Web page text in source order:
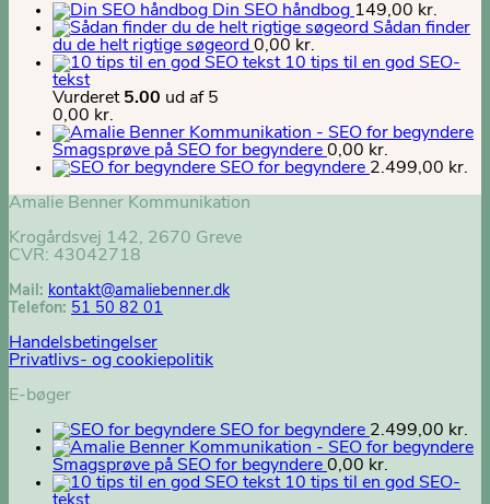
Din SEO håndbog 149,00 kr.
Sådan finder
du de helt rigtige søgeord 0,00 kr.
10 tips til en god SEO-
tekst
Vurderet 5.00 ud af 5
0,00 kr.
Smagsprøve på SEO for begyndere 0,00 kr.
SEO for begyndere 2.499,00 kr.
Amalie Benner Kommunikation
Krogårdsvej 142, 2670 Greve
CVR: 43042718
Mail: kontakt@amaliebenner.dk
Telefon: 51 50 82 01
Handelsbetingelser
Privatlivs- og cookiepolitik
E-bøger
SEO for begyndere 2.499,00 kr.
Smagsprøve på SEO for begyndere 0,00 kr.
10 tips til en god SEO-